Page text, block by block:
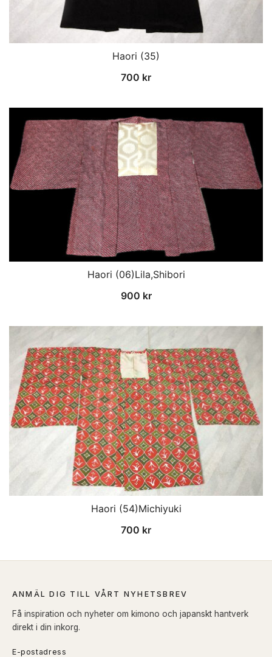
Haori (35)
700 kr
Haori (06)Lila,Shibori
900 kr
Haori (54)Michiyuki
700 kr
ANMÄL DIG TILL VÅRT NYHETSBREV
Få inspiration och nyheter om kimono och japanskt hantverk
direkt i din inkorg.
E-postadress